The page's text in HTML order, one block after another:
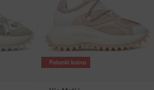
Palanki kaina